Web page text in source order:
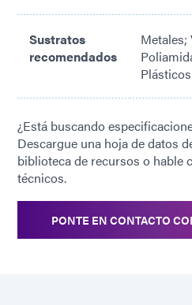
Sustratos
recomendados
Metales;
¿Está buscando
Descargue una hoja de datos
biblioteca de recursos o hable
técnicos.
PONTE EN CONTACTO